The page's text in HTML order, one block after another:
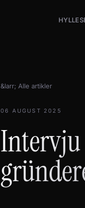
&larr; Alle artikler
06 AUGUST 2025
Intervju